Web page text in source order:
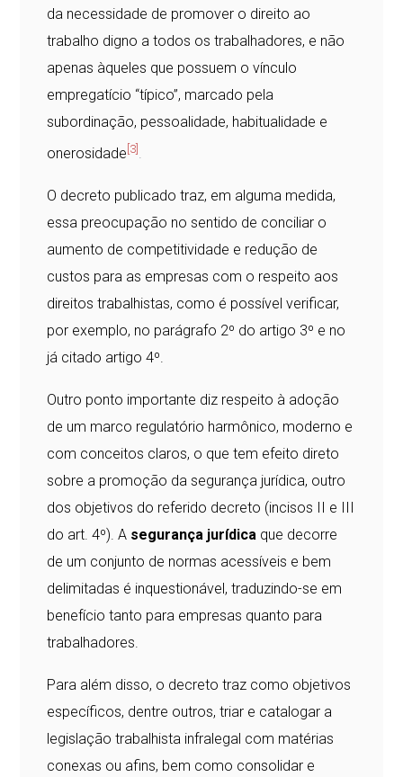
da necessidade de promover o direito ao
trabalho digno a todos os trabalhadores, e não
apenas àqueles que possuem o vínculo
empregatício “típico”, marcado pela
subordinação, pessoalidade, habitualidade e
onerosidade [3] .
O decreto publicado traz, em alguma medida,
essa preocupação no sentido de conciliar o
aumento de competitividade e redução de
custos para as empresas com o respeito aos
direitos trabalhistas, como é possível verificar,
por exemplo, no parágrafo 2º do artigo 3º e no
já citado artigo 4º.
Outro ponto importante diz respeito à adoção
de um marco regulatório harmônico, moderno e
com conceitos claros, o que tem efeito direto
sobre a promoção da segurança jurídica, outro
dos objetivos do referido decreto (incisos II e III
do art. 4º). A segurança jurídica que decorre
de um conjunto de normas acessíveis e bem
delimitadas é inquestionável, traduzindo-se em
benefício tanto para empresas quanto para
trabalhadores.
Para além disso, o decreto traz como objetivos
específicos, dentre outros, triar e catalogar a
legislação trabalhista infralegal com matérias
conexas ou afins, bem como consolidar e